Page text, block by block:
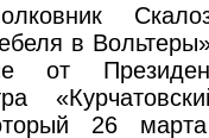
в
от
26